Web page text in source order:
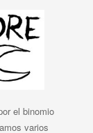
el binomio
varios